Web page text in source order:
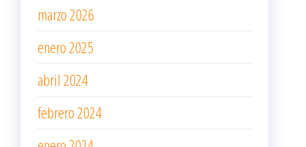
marzo 2026
enero 2025
abril 2024
febrero 2024